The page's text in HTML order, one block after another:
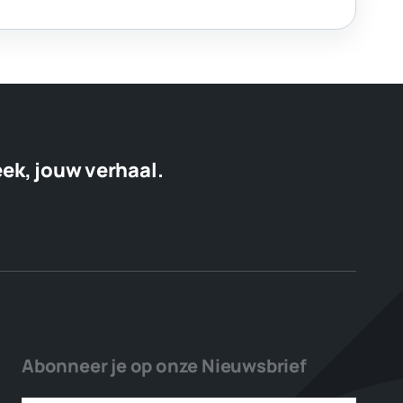
jouw verhaal.
Abonneer je op onze Nieuwsbrief